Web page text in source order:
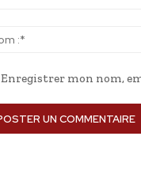
Enregistrer mon nom,